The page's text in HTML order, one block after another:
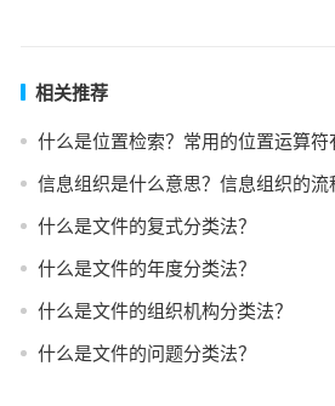
相关推荐
什么是位置检索？常用的位置运算符
信息组织是什么意思？信息组织的流
什么是文件的复式分类法？
什么是文件的年度分类法？
什么是文件的组织机构分类法？
什么是文件的问题分类法？